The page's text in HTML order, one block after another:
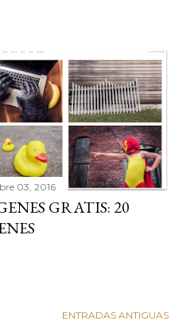
03, 2016
GRATIS: 20
ENTRADAS ANTIGUAS